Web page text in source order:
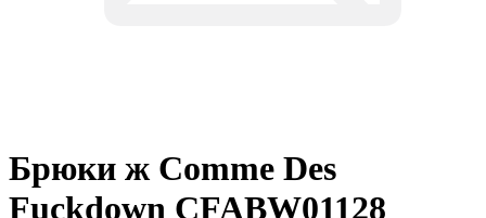
Брюки ж Comme Des
Fuckdown CFABW01128